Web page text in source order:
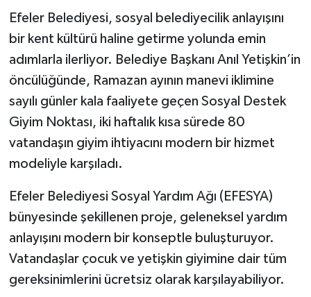
Efeler Belediyesi, sosyal belediyecilik anlayışını
bir kent kültürü haline getirme yolunda emin
adımlarla ilerliyor. Belediye Başkanı Anıl Yetişkin’in
öncülüğünde, Ramazan ayının manevi iklimine
sayılı günler kala faaliyete geçen Sosyal Destek
Giyim Noktası, iki haftalık kısa sürede 80
vatandaşın giyim ihtiyacını modern bir hizmet
modeliyle karşıladı.
Efeler Belediyesi Sosyal Yardım Ağı (EFESYA)
bünyesinde şekillenen proje, geleneksel yardım
anlayışını modern bir konseptle buluşturuyor.
Vatandaşlar çocuk ve yetişkin giyimine dair tüm
gereksinimlerini ücretsiz olarak karşılayabiliyor.